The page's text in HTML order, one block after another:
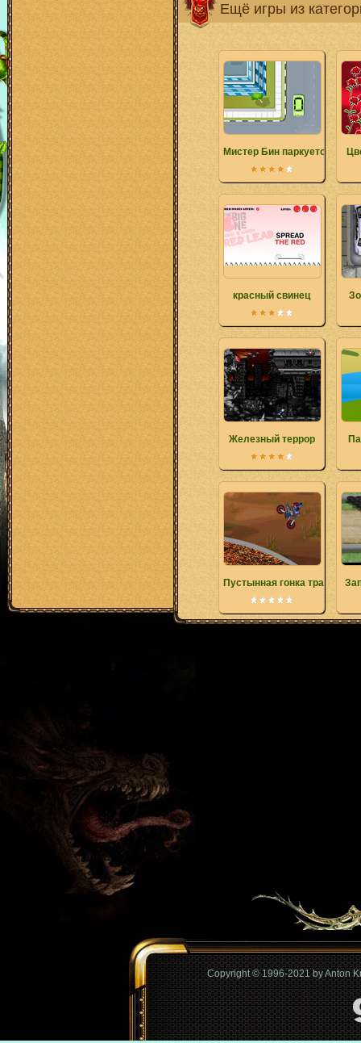
Ещё игры из
Мистер Бин паркуется
красный свинец
Железный террор
Пустынная гонка
Copyright © 1996-2021 by Anton